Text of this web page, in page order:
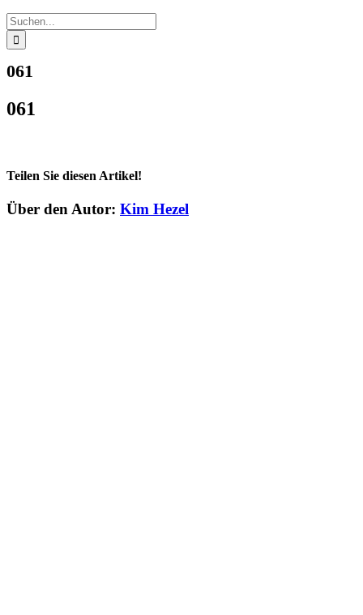
Suche
nach:
061
061
Teilen Sie diesen Artikel!
Facebook
Twitter
Reddit
LinkedIn
WhatsApp
Telegram
Tumblr
Pinterest
Vk
Xing
E-
Über den Autor: Kim Hezel